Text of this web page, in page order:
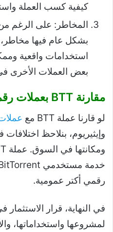
كيفية كسب العملة
المخاطر: على الرغم
استخدامات واقعية
بعض العملات الأخرى
مقارنة BTT بعملات رقمية أخرى:
لو قارنا عملة BTT مع
وإيثيريوم، بنلاحظ
رقمي أكتر عمومية.
لمشروعها واستخداماتها،